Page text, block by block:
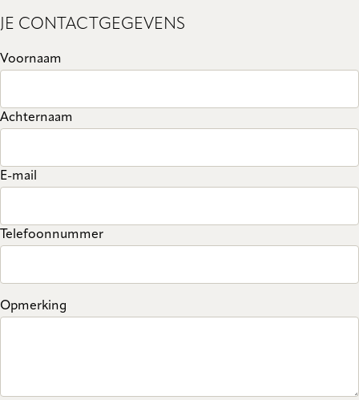
JE CONTACTGEGEVENS
Voornaam
Achternaam
E-mail
Telefoonnummer
Opmerking